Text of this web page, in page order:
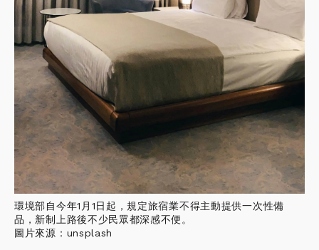
環境部自今年1月1日起，規定旅宿業不得主動提供一次性備
品，新制上路後不少民眾都深感不便。
圖片來源：unsplash